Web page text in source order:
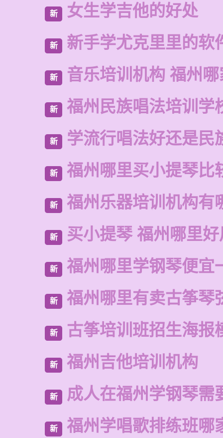
新 女生学吉他的好处
新 新手学尤克里里的软
新 音乐培训机构 福州
新 福州民族唱法培训学
新 学流行唱法好还是民
新 福州哪里买小提琴比
新 福州乐器培训机构有
新 买小提琴 福州哪里
新 福州哪里学钢琴便宜
新 福州哪里有卖古筝琴
新 古筝培训班招生海报
新 福州吉他培训机构
新 成人在福州学钢琴需
新 福州学唱歌排练班哪